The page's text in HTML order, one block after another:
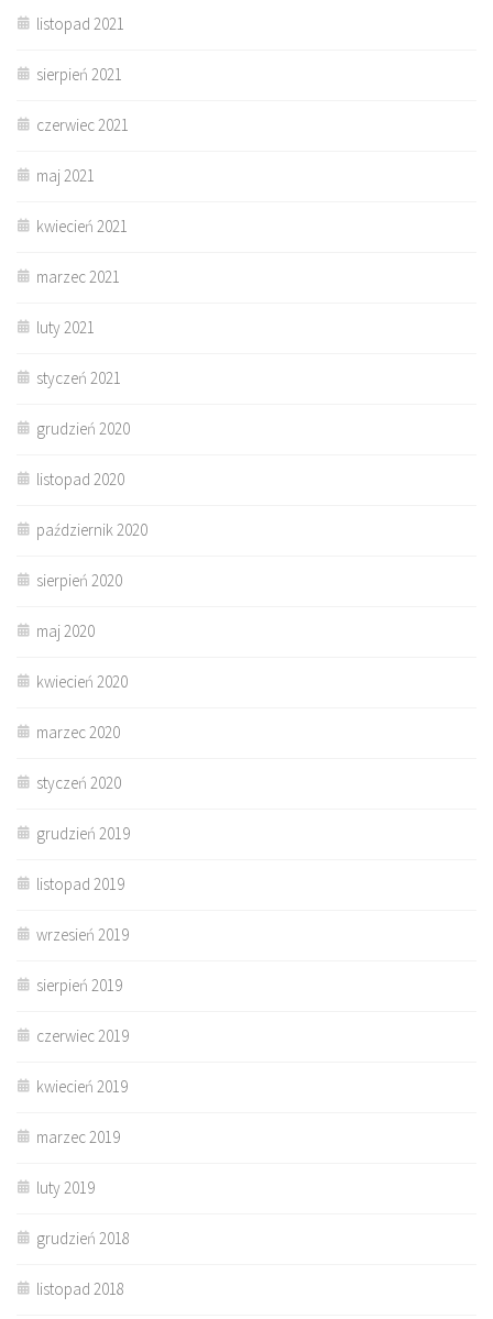
listopad 2021
sierpień 2021
czerwiec 2021
maj 2021
kwiecień 2021
marzec 2021
luty 2021
styczeń 2021
grudzień 2020
listopad 2020
październik 2020
sierpień 2020
maj 2020
kwiecień 2020
marzec 2020
styczeń 2020
grudzień 2019
listopad 2019
wrzesień 2019
sierpień 2019
czerwiec 2019
kwiecień 2019
marzec 2019
luty 2019
grudzień 2018
listopad 2018